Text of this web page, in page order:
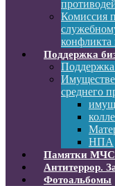
Комиссия
конфликта
Поддержка
Поддержка
среднего
НПА
Памятки МЧС
Антитеррор.
Фотоальбомы